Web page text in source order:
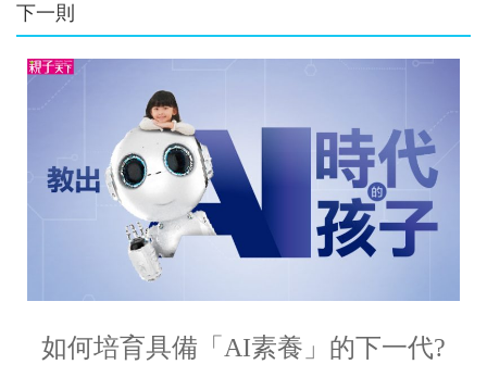
下一則
如何培育具備「AI素養」的下一代?